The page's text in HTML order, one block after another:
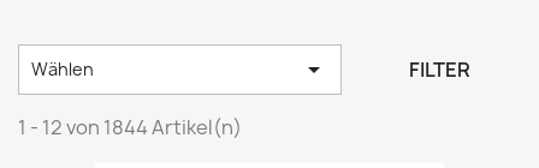
Wählen  FILTER
1 - 12 von 1844 Artikel(n)